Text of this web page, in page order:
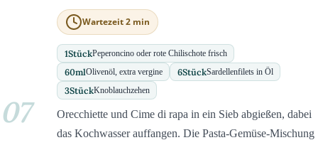
Wartezeit 2 min
1StückPeperoncino oder rote Chilischote frisch
60mlOlivenöl, extra vergine 6StückSardellenfilets in Öl
3StückKnoblauchzehen
07
Orecchiette und Cime di rapa in ein Sieb abgießen, dabei
das Kochwasser auffangen. Die Pasta-Gemüse-Mischung